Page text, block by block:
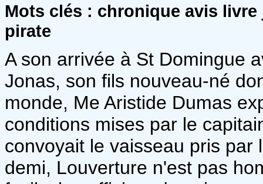
Mots clés : chronique avis
pirate
A son arrivée à St Domingue
Jonas, son fils nouveau-né
monde, Me Aristide Dumas
conditions mises par le
convoyait le vaisseau pris par
demi, Louverture n'est pas